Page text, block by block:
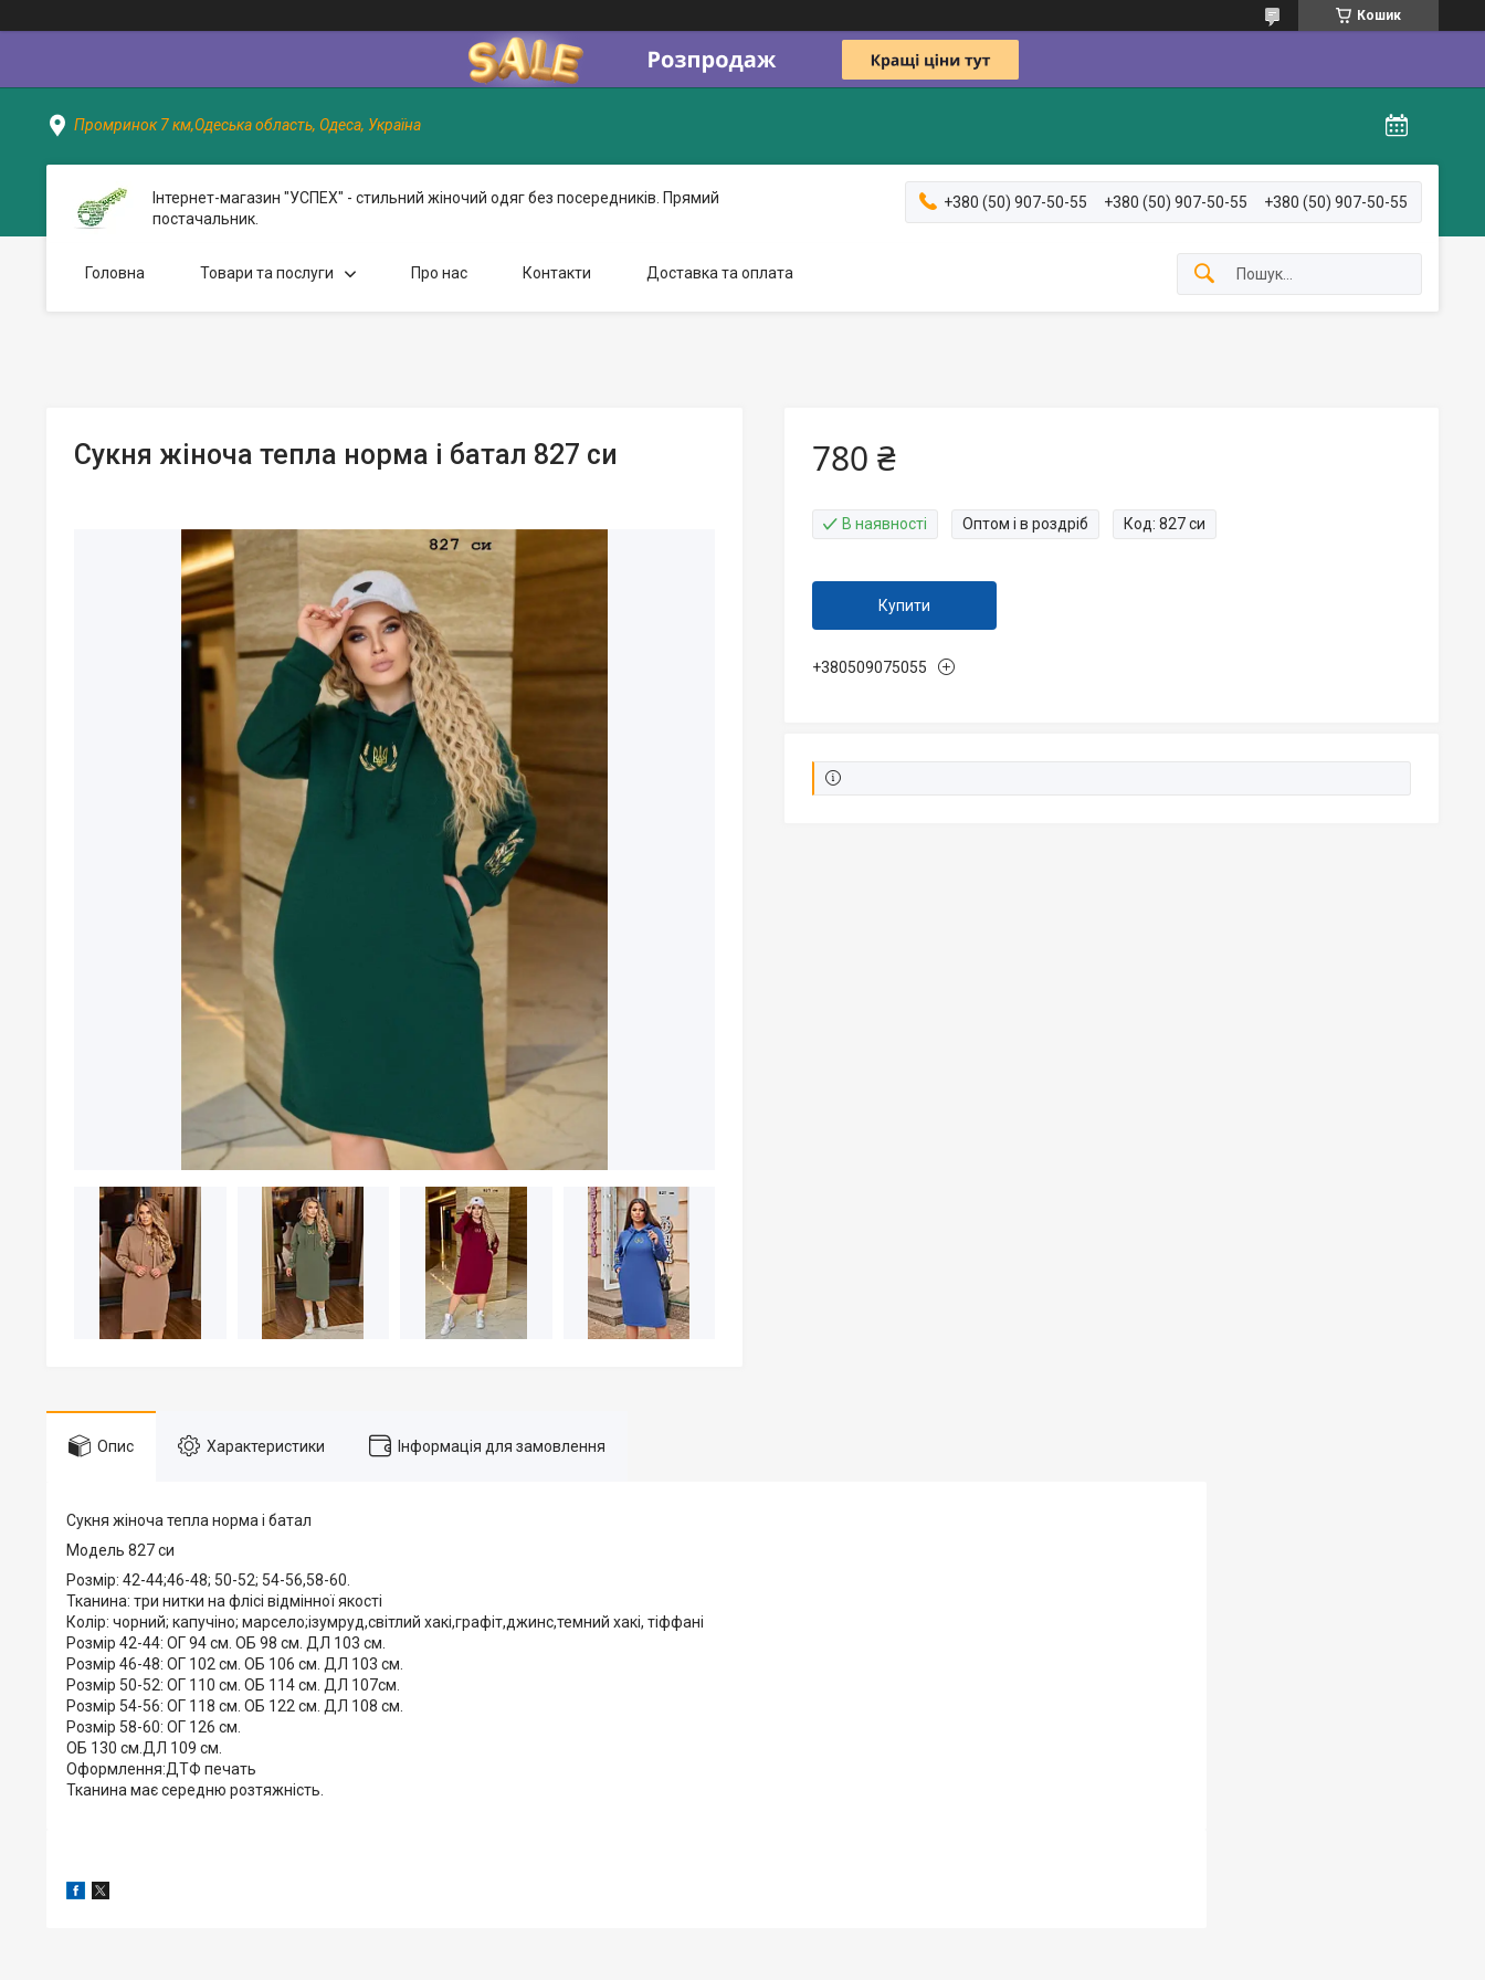
Кошик
Промринок 7 км,Одеська область, Одеса, Україна
Інтернет-магазин "УСПЕХ" - стильний жіночий одяг без посередників. Прямий
постачальник.
+380 (50) 907-50-55 +380 (50) 907-50-55 +380 (50) 907-50-55
Головна Товари та послуги Про нас Контакти Доставка та оплата
Сукня жіноча тепла норма і батал 827 си 780 ₴
В наявності Оптом і в роздріб Код: 827 си
Купити
+380509075055
Опис Характеристики Інформація для замовлення
Сукня жіноча тепла норма і батал
Модель 827 си
Розмір: 42-44;46-48; 50-52; 54-56,58-60.
Тканина: три нитки на флісі відмінної якості
Колір: чорний; капучіно; марсело;ізумруд,світлий хакі,графіт,джинс,темний хакі, тіффані
Розмір 42-44: ОГ 94 см. ОБ 98 см. ДЛ 103 см.
Розмір 46-48: ОГ 102 см. ОБ 106 см. ДЛ 103 см.
Розмір 50-52: ОГ 110 см. ОБ 114 см. ДЛ 107см.
Розмір 54-56: ОГ 118 см. ОБ 122 см. ДЛ 108 см.
Розмір 58-60: ОГ 126 см.
ОБ 130 см.ДЛ 109 см.
Оформлення:ДТФ печать
Тканина має середню розтяжність.